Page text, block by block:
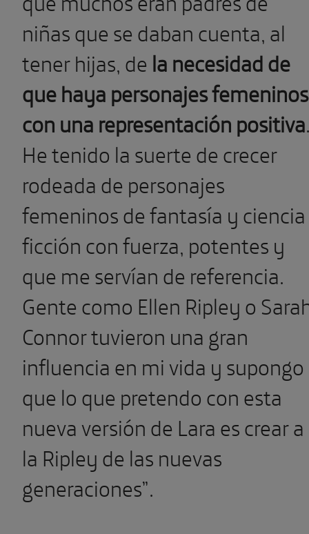
niñas que se daban cuenta, al
tener hijas, de la necesidad de
que haya personajes femeninos
con una representación positiva
He tenido la suerte de crecer
rodeada de personajes
femeninos de fantasía y ciencia
ficción con fuerza, potentes y
que me servían de referencia.
Gente como Ellen Ripley o
Connor tuvieron una gran
influencia en mi vida y supongo
que lo que pretendo con esta
nueva versión de Lara es crear a
la Ripley de las nuevas
generaciones”.